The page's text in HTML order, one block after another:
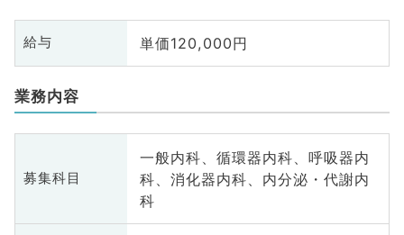
給与 単価120,000円
業務内容
募集科目
一般内科、循環器内科、呼吸器内
科、消化器内科、内分泌・代謝内
科